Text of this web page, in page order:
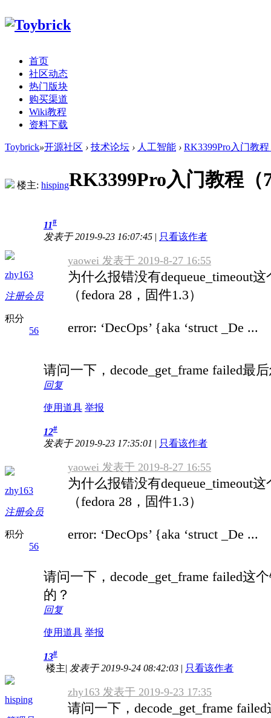
首页
社区动态
热门版块
购买渠道
Wiki教程
资料下载
Toybrick»开源社区 › 技术论坛 › 人工智能 › RK3399Pro入门教
楼主: hispingRK3399Pro入门教程（
zhy163
注册会员
积分
56
11#
发表于 2019-9-23 16:07:45 | 只看该作者
yaowei 发表于 2019-8-27 16:55
为什么报错没有dequeue_timeout
（fedora 28，固件1.3）
error: ‘DecOps’ {aka ‘struct _De ...
请问一下，decode_get_frame failed最
回复
使用道具 举报
zhy163
注册会员
积分
56
12#
发表于 2019-9-23 17:35:01 | 只看该作者
yaowei 发表于 2019-8-27 16:55
为什么报错没有dequeue_timeout
（fedora 28，固件1.3）
error: ‘DecOps’ {aka ‘struct _De ...
请问一下，decode_get_frame failed这
的？
回复
使用道具 举报
hisping
13#
楼主| 发表于 2019-9-24 08:42:03 | 只看该作者
zhy163 发表于 2019-9-23 17:35
请问一下，decode_get_frame